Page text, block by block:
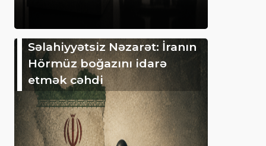
Səlahiyyətsiz Nəzarət: İranın
Hörmüz boğazını idarə
etmək cəhdi